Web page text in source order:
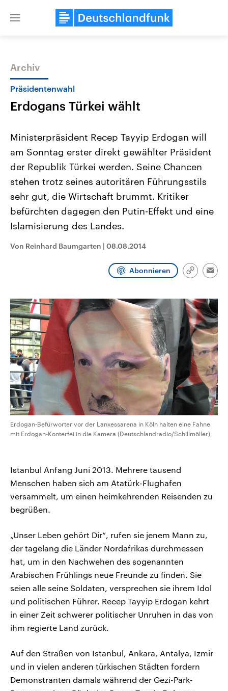
Close
Themen
Landtagswahl Sachsen-Anhalt
2026
Alle Informationen
Sachsen-Anhalt wählt am 6.
September 2026 einen neuen
Landtag. Seit 2021 wird das
Bundesland von einer Koalition aus
Umfragen, Prognosen,
Wahlprogramme, aktuelle Berichte
und Kandidaten der anstehenden
USA
Aktuelle Beiträge,
Hintergründe
Wirtschaftlich und
gehören die Vereinigten
Archiv
Präsidentenwahl
Erdogans Türkei wählt
Ministerpräsident Recep Tayyip Erdogan will
am Sonntag erster direkt gewählter Präsident
der Republik Türkei werden. Seine Chancen
stehen trotz seines autoritären Führungsstils
sehr gut, die Wirtschaft brummt. Kritiker
befürchten dagegen den Putin-Effekt und eine
Islamisierung des Landes.
Von Reinhard Baumgarten | 08.08.2014
Abonnieren
Link
Erdogan-Befürworter vor der Lanxessarena in Köln halten eine Fahne
mit Erdogan-Konterfei in die Kamera (Deutschlandradio/Schillmöller)
Istanbul Anfang Juni 2013. Mehrere tausend
Menschen haben sich am Atatürk-Flughafen
versammelt, um einen heimkehrenden Reisenden zu
begrüßen.
„Unser Leben gehört Dir“, rufen sie jenem Mann zu,
der tagelang die Länder Nordafrikas durchmessen
hat, um in den Nachwehen des sogenannten
Arabischen Frühlings neue Freunde zu finden. Sie
seien alle seine Soldaten, versprechen sie ihrem Idol
und politischen Führer. Recep Tayyip Erdogan kehrt
in einer Zeit schwerer politischer Unruhen in das von
ihm regierte Land zurück.
Auf den Straßen von Istanbul, Ankara, Antalya, Izmir
und in vielen anderen türkischen Städten fordern
Demonstranten damals während der Gezi-Park-